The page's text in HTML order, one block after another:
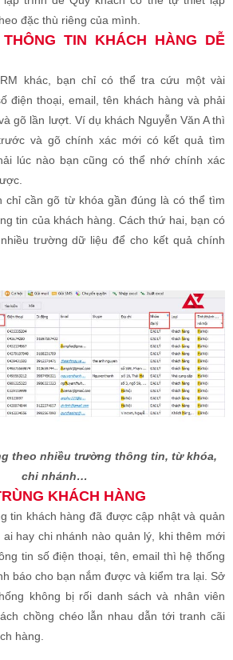
đặc thù riêng của mình.
TIN KHÁCH HÀNG DỄ
khác, bạn chỉ có thể tra cứu một vài
điện thoại, email, tên khách hàng và phải
gõ lần lượt. Ví dụ khách Nguyễn Văn A thì
và gõ chính xác mới có kết quả tìm
lúc nào bạn cũng có thể nhớ chính xác
chỉ cần gõ từ khóa gần đúng là có thể tìm
tin của khách hàng. Cách thứ hai, bạn có
trường dữ liệu để cho kết quả chính
theo nhiều trường thông tin, từ khóa,
chi nhánh…
KHÁCH HÀNG
tin khách hàng đã được cập nhật và quản
hay chi nhánh nào quản lý, khi thêm mới
tin số điện thoại, tên, email thì hệ thống
báo cho bạn nắm được và kiểm tra lại. Sở
không bị rối danh sách và nhân viên
chồng chéo lẫn nhau dẫn tới tranh cãi
hàng.